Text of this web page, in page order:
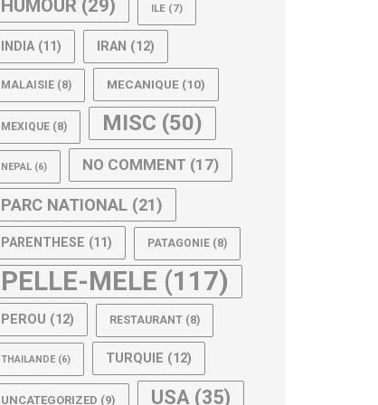
HUMOUR (29) ILE (7)
INDIA (11) IRAN (12)
MALAISIE (8) MECANIQUE (10)
MEXIQUE (8) MISC (50)
NEPAL (6) NO COMMENT (17)
PARC NATIONAL (21)
PARENTHESE (11) PATAGONIE (8)
PELLE-MELE (117)
PEROU (12) RESTAURANT (8)
THAILANDE (6) TURQUIE (12)
UNCATEGORIZED (9) USA (35)